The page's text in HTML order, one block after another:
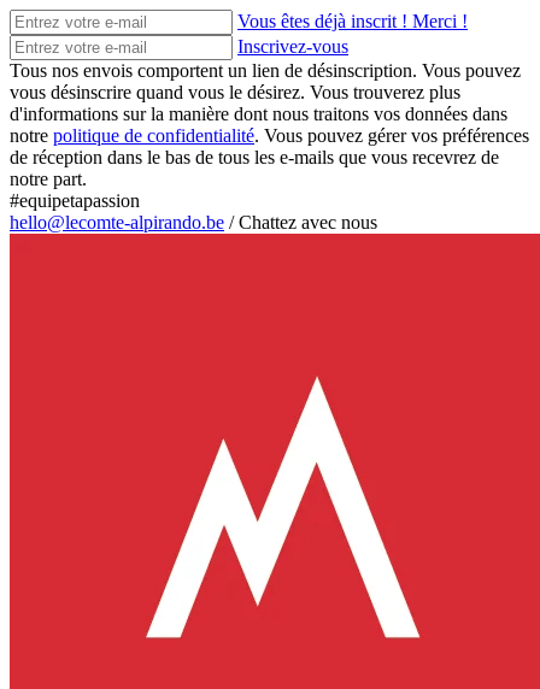
Vous êtes déjà inscrit ! Merci !
Inscrivez-vous
Tous nos envois comportent un lien de désinscription. Vous pouvez
vous désinscrire quand vous le désirez. Vous trouverez plus
d'informations sur la manière dont nous traitons vos données dans
notre politique de confidentialité. Vous pouvez gérer vos préférences
de réception dans le bas de tous les e-mails que vous recevrez de
notre part.
#equipetapassion
hello@lecomte-alpirando.be /Chattez avec nous